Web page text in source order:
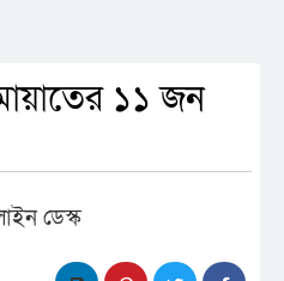
১১ জন
ডেস্ক